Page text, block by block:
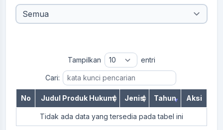
Tampilkan entri
Cari:
No Judul Produk Hukum Jenis Tahun Aksi
Tidak ada data yang tersedia pada tabel ini